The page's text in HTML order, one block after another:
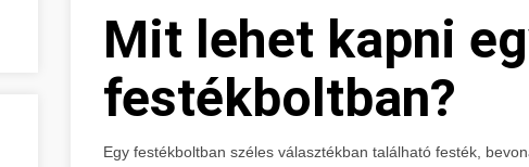
Mit lehet kapni
festékboltban?
Egy festékboltban széles választékban található festék,